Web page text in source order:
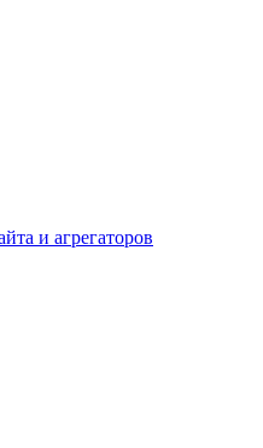
и агрегаторов